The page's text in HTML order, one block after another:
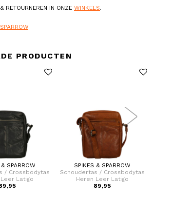
RETOURNEREN IN ONZE WINKELS.
.
PRODUCTEN
SPARROW
/ Crossbodytas
Latigo
SPIKES & SPARROW
Schoudertas / Crossbodytas
Heren Leer Latigo
89,95